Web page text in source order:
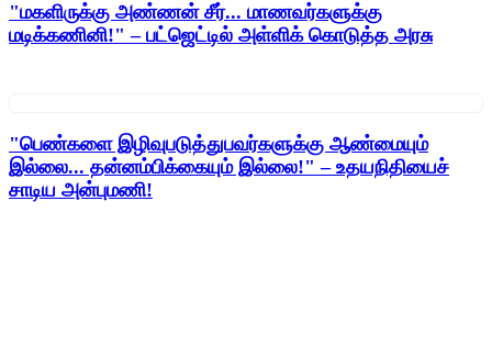
"மகளிருக்கு அண்ணன் சீர்... மாணவர்களுக்கு
மடிக்கணினி!" – பட்ஜெட்டில் அள்ளிக் கொடுத்த அரசு
"பெண்களை இழிவுபடுத்துபவர்களுக்கு ஆண்மையும்
இல்லை... தன்னம்பிக்கையும் இல்லை!" – உதயநிதியைச்
சாடிய அன்புமணி!